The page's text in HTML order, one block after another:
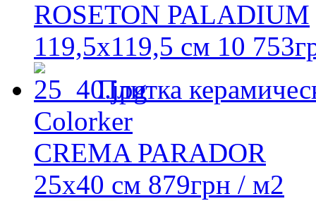
ROSETON PALADIUM
119,5x119,5 см 10 753
Плитка
Colorker
CREMA PARADOR
25x40 см 879грн / м2